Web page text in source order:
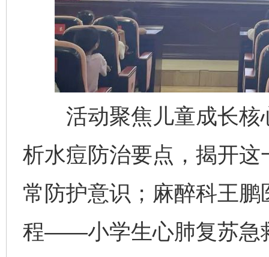
活动聚焦儿童成长核
析水痘防治要点，揭开
常防护意识；麻醉科王
程——小学生心肺复苏急